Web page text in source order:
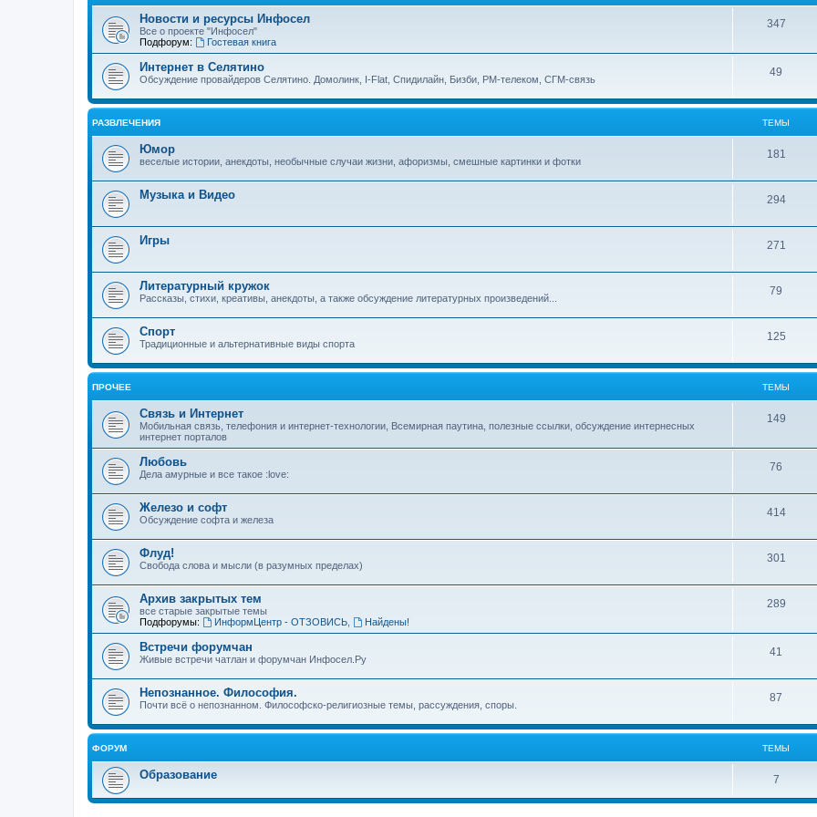
Новости и ресурсы Инфосел
Все о проекте "Инфосел"
Подфорум:
Гостевая книга
347
Интернет в Селятино
Обсуждение провайдеров Селятино. Домолинк, I-Flat, Спидилайн, Бизби, РМ-телеком, СГМ-связь
49
РАЗВЛЕЧЕНИЯ ТЕМЫ
Юмор
веселые истории, анекдоты, необычные случаи жизни, афоризмы, смешные картинки и фотки
181
Музыка и Видео 294
Игры 271
Литературный кружок
Рассказы, стихи, креативы, анекдоты, а также обсуждение литературных произведений...
79
Спорт
Традиционные и альтернативные виды спорта
125
ПРОЧЕЕ ТЕМЫ
Связь и Интернет
Мобильная связь, телефония и интернет-технологии, Всемирная паутина, полезные ссылки, обсуждение интернесных
интернет порталов
149
Любовь
Дела амурные и все такое :love:
76
Железо и софт
Обсуждение софта и железа
414
Флуд!
Свобода слова и мысли (в разумных пределах)
301
Архив закрытых тем
все старые закрытые темы
Подфорумы:
ИнформЦентр - ОТЗОВИСЬ, Найдены!
289
Встречи форумчан
Живые встречи чатлан и форумчан Инфосел.Ру
41
Непознанное. Философия.
Почти всё о непознанном. Философско-религиозные темы, рассуждения, споры.
87
ФОРУМ ТЕМЫ
Образование 7